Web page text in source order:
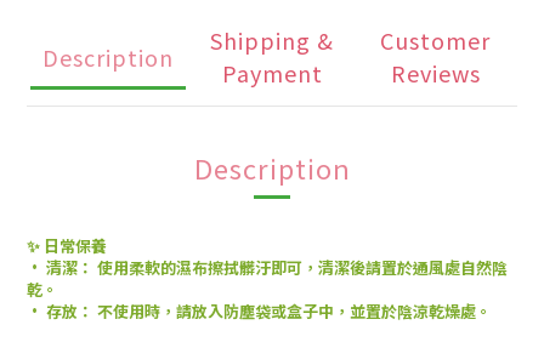
Description
Shipping &
Payment
Customer
Reviews
Description
✨ 日常保養
• 清潔： 使用柔軟的濕布擦拭髒汙即可，清潔後請置於通風處自然陰
乾。
• 存放： 不使用時，請放入防塵袋或盒子中，並置於陰涼乾燥處。